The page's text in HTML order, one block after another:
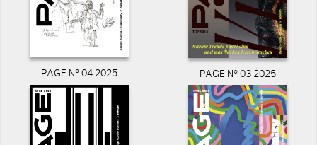
PAGE N° 04 2025 PAGE N° 03 2025